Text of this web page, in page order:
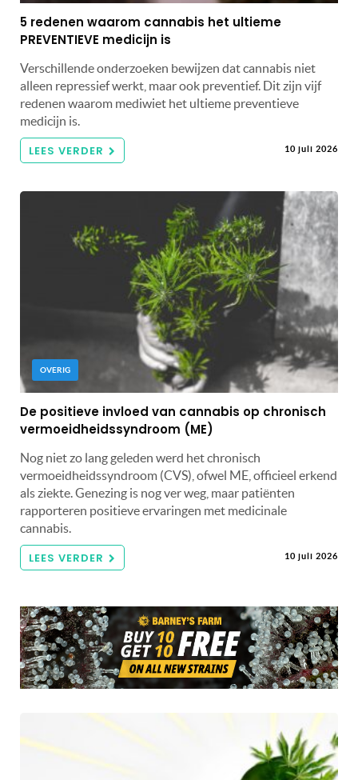
5 redenen waarom cannabis het ultieme
PREVENTIEVE medicijn is
Verschillende onderzoeken bewijzen dat cannabis niet
alleen repressief werkt, maar ook preventief. Dit zijn vijf
redenen waarom mediwiet het ultieme preventieve
medicijn is.
LEES VERDER 10 juli 2026
OVERIG
De positieve invloed van cannabis op chronisch
vermoeidheidssyndroom (ME)
Nog niet zo lang geleden werd het chronisch
vermoeidheidssyndroom (CVS), ofwel ME, officieel erkend
als ziekte. Genezing is nog ver weg, maar patiënten
rapporteren positieve ervaringen met medicinale
cannabis.
LEES VERDER 10 juli 2026